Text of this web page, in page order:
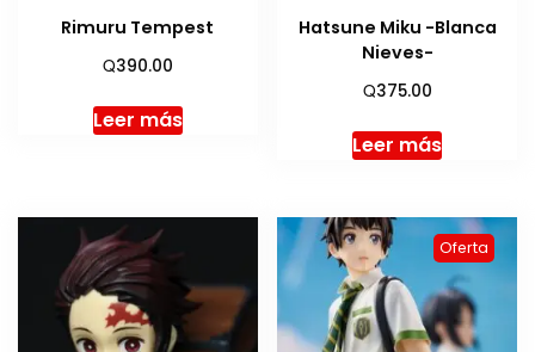
Rimuru Tempest
Q390.00
Leer más
Hatsune Miku -Blanca
Nieves-
Q375.00
Leer más
Oferta